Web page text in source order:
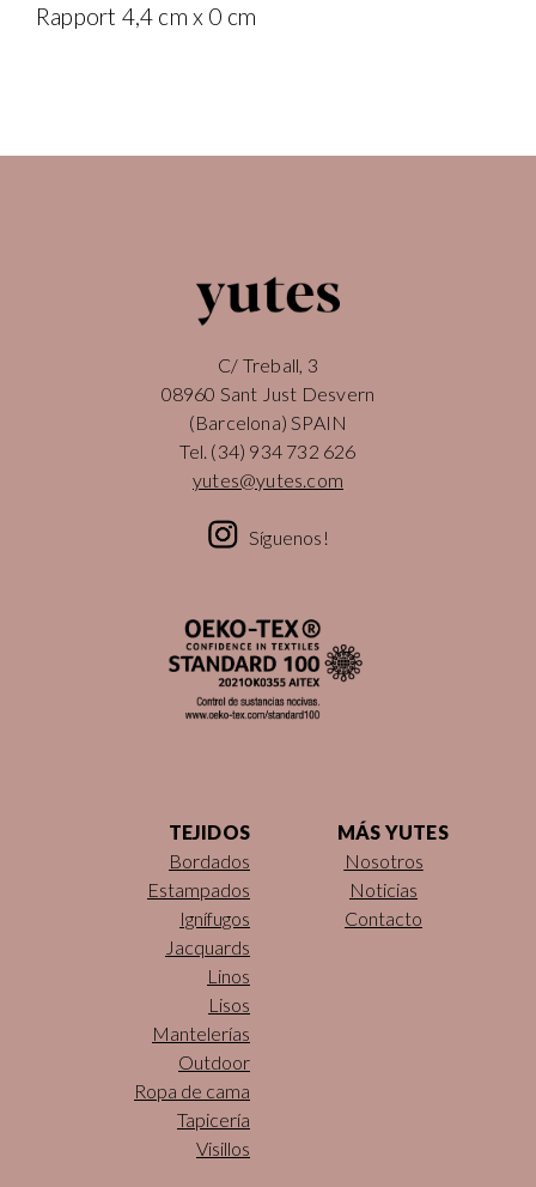
Rapport 4,4 cm x 0 cm
C/ Treball, 3
08960 Sant Just Desvern
(Barcelona) SPAIN
Tel. (34) 934 732 626
yutes@yutes.com
Síguenos!
TEJIDOS
Bordados
Estampados
Ignífugos
Jacquards
Linos
Lisos
Mantelerías
Outdoor
Ropa de cama
Tapicería
Visillos
MÁS YUTES
Nosotros
Noticias
Contacto